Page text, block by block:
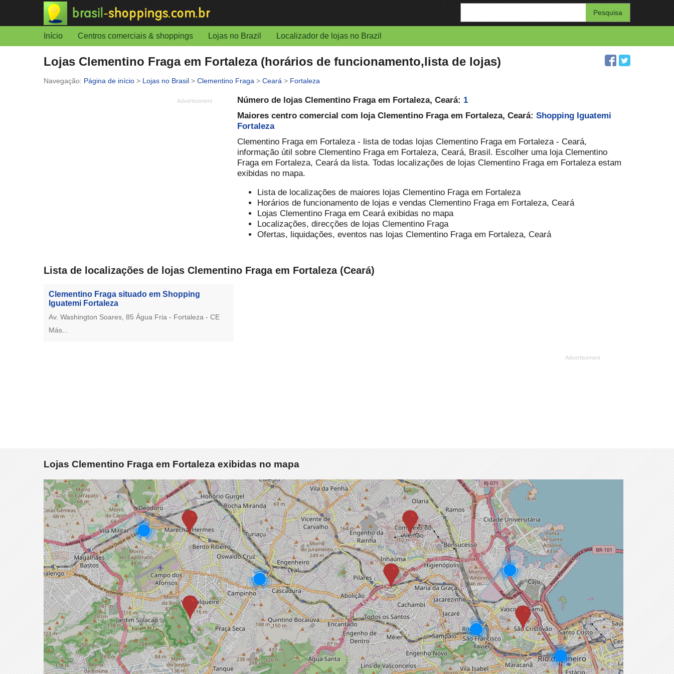
Enter
your
search
Início Centros comerciais & shoppings Lojas no Brazil Localizador de lojas no Brazil
Lojas Clementino Fraga em Fortaleza (horários de funcionamento,lista de lojas)
Página de início > Lojas no Brasil > Clementino Fraga > Ceará > Fortaleza
Número de lojas Clementino Fraga em Fortaleza, Ceará: 1
Maiores centro comercial com loja Clementino Fraga em Fortaleza, Ceará:Shopping Iguatemi
Fortaleza
Clementino Fraga em Fortaleza - lista de todas lojas Clementino Fraga em Fortaleza - Ceará,
informação útil sobre Clementino Fraga em Fortaleza, Ceará, Brasil. Escolher uma loja Clementino
Fraga em Fortaleza, Ceará da lista. Todas localizações de lojas Clementino Fraga em Fortaleza estam
exibidas no mapa.
Lista de localizações de maiores lojas Clementino Fraga em Fortaleza
Horários de funcionamento de lojas e vendas Clementino Fraga em Fortaleza, Ceará
Lojas Clementino Fraga em Ceará exibidas no mapa
Localizações, direcções de lojas Clementino Fraga
Ofertas, liquidações, eventos nas lojas Clementino Fraga em Fortaleza, Ceará
Lista de localizações de lojas Clementino Fraga em Fortaleza (Ceará)
Clementino Fraga situado em Shopping
Iguatemi Fortaleza
Av. Washington Soares, 85 Água Fria - Fortaleza - CE
Más...
Lojas Clementino Fraga em Fortaleza exibidas no mapa